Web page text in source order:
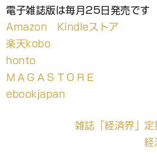
電子雑誌版は毎月25日発売です
Amazon Kindleストア
楽天kobo
honto
ＭＡＧＡＳＴＯＲＥ
ebookjapan
雑誌「経済界」
経